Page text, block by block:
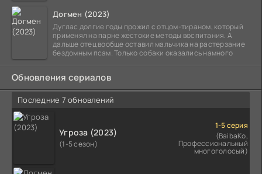
Догмен (2023)
Дуглас долгие годы прожил с отцом-тираном, который
применял на парне жестокие методы воспитания. А
дальше отец вообще оставил мальчика на растерзание
бездомным псам. Только собаки оказались намного
Обновления сериалов
Последние 7 обновлений
Угроза (2023)
(1-5 сезон)
1-5 серия
(BaibaKo,
Профессиональный
многоголосый)